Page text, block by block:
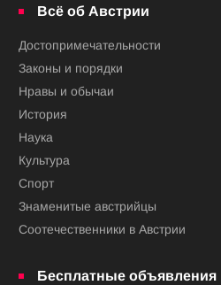
Всё об Австрии
Достопримечательности
Законы и порядки
Нравы и обычаи
История
Наука
Культура
Спорт
Знаменитые австрийцы
Соотечественники в Австрии
Бесплатные объявления